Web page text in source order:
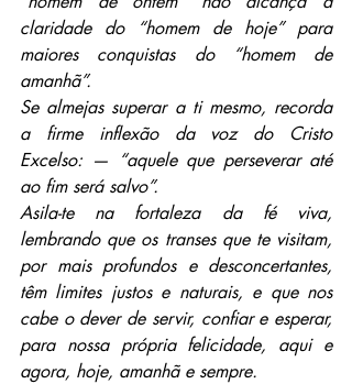
claridade do “homem de hoje” para
maiores conquistas do “homem de
amanhã”.
Se almejas superar a ti mesmo, recorda
a firme inflexão da voz do Cristo
Excelso: — “aquele que perseverar até
ao fim será salvo”.
Asila-te na fortaleza da fé viva,
lembrando que os transes que te visitam,
por mais profundos e desconcertantes,
têm limites justos e naturais, e que nos
cabe o dever de servir, confiar e esperar,
para nossa própria felicidade, aqui e
agora, hoje, amanhã e sempre.